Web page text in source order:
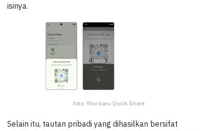
isinya.
foto: fitur baru Quick Share
Selain itu, tautan pribadi yang dihasilkan bersifat